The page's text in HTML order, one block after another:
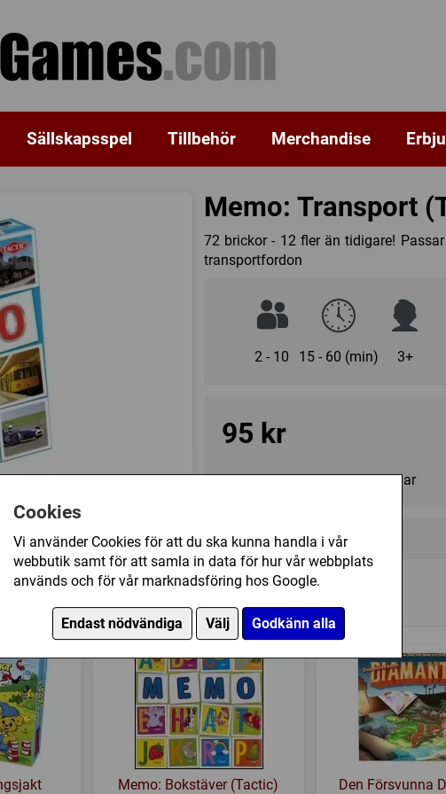
Cookies
Vi använder Cookies för att du ska kunna handla i vår
webbutik samt för att samla in data för hur vår webbplats
används och för vår marknadsföring hos Google.
Endast nödvändiga Välj Godkänn alla
Sällskapsspel Tillbehör Merchandise
Memo: Transport
72 brickor - 12 fler än tidigare!
transportfordon
2 - 10 15 - 60 (min) 3+
95 kr
I lager, leveranstid 1-3 vardagar
Övrig information
Speltyp: Barnspel
Kategori: Memory / Minne
Länkar:
Tillverkarens hemsida
Försälj. rank:
2046/18139
Memo: Bokstäver (Tactic) Den Försvunna